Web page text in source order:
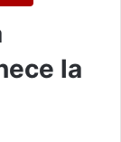
la